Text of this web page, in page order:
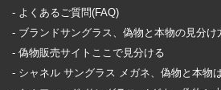
よくあるご質問(FAQ)
ブランドサングラス、偽物と本物の見分け
偽物販売サイトここで見分ける
シャネル サングラス メガネ、偽物と本物